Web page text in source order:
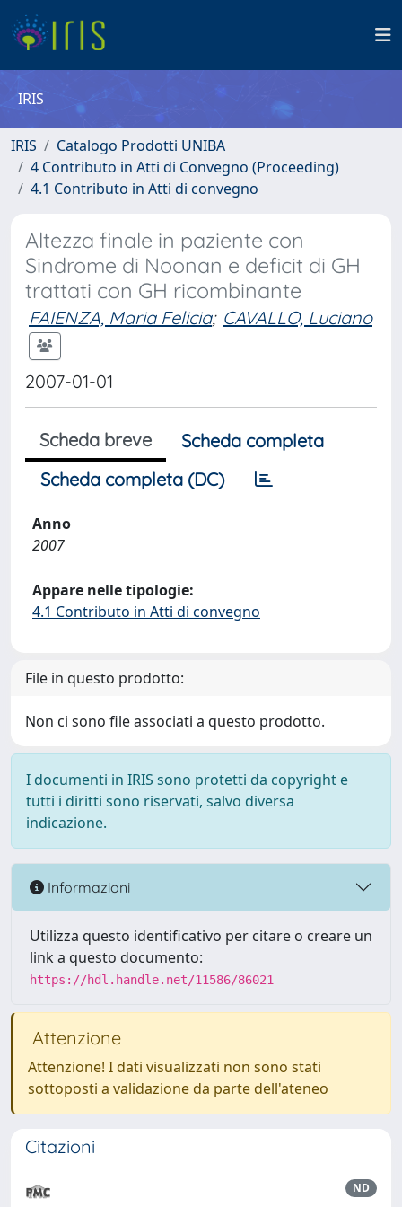
IRIS
IRIS
Catalogo Prodotti UNIBA
4 Contributo in Atti di Convegno (Proceeding)
4.1 Contributo in Atti di convegno
Altezza finale in paziente con
Sindrome di Noonan e deficit di GH
trattati con GH ricombinante
FAIENZA, Maria Felicia; CAVALLO, Luciano
2007-01-01
Scheda breve
Scheda completa
Scheda completa (DC)
Anno
2007
Appare nelle tipologie:
4.1 Contributo in Atti di convegno
File in questo prodotto:
Non ci sono file associati a questo prodotto.
I documenti in IRIS sono protetti da copyright e
tutti i diritti sono riservati, salvo diversa
indicazione.
Informazioni
Utilizza questo identificativo per citare o creare un
link a questo documento:
https://hdl.handle.net/11586/86021
Attenzione
Attenzione! I dati visualizzati non sono stati
sottoposti a validazione da parte dell'ateneo
Citazioni
ND